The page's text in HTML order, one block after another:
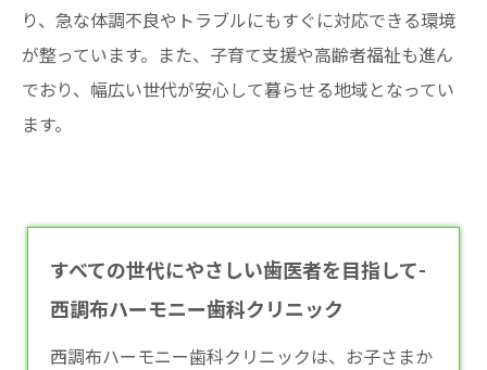
り、急な体調不良やトラブルにもすぐに対応できる環境
が整っています。また、子育て支援や高齢者福祉も進ん
でおり、幅広い世代が安心して暮らせる地域となってい
ます。
すべての世代にやさしい歯医者を目指して-
西調布ハーモニー歯科クリニック
西調布ハーモニー歯科クリニックは、お子さまか